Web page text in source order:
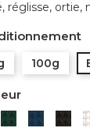
réglisse, ortie,
100g
VerteBleue